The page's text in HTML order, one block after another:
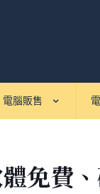
電腦販售
免費